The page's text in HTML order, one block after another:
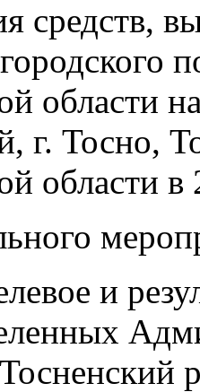
средств,
области
г. Тосно,
области в
и